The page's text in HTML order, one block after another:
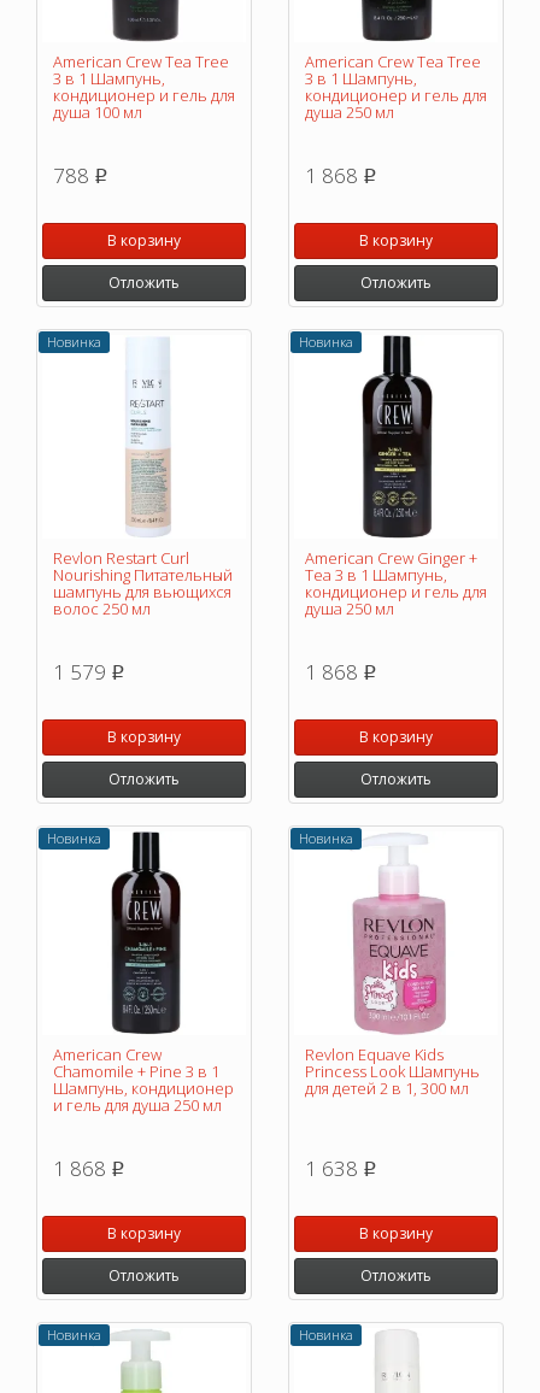
American Crew Tea Tree
3 в 1 Шампунь,
кондиционер и гель для
душа 100 мл
788 p
В корзину
Отложить
American Crew Tea Tree
3 в 1 Шампунь,
кондиционер и гель для
душа 250 мл
1 868 p
В корзину
Отложить
Новинка
Revlon Restart Curl
Nourishing Питательный
шампунь для вьющихся
волос 250 мл
1 579 p
В корзину
Отложить
Новинка
American Crew Ginger +
Tea 3 в 1 Шампунь,
кондиционер и гель для
душа 250 мл
1 868 p
В корзину
Отложить
Новинка
American Crew
Chamomile + Pine 3 в 1
Шампунь, кондиционер
и гель для душа 250 мл
1 868 p
В корзину
Отложить
Новинка
Revlon Equave Kids
Princess Look Шампунь
для детей 2 в 1, 300 мл
1 638 p
В корзину
Отложить
Новинка Новинка